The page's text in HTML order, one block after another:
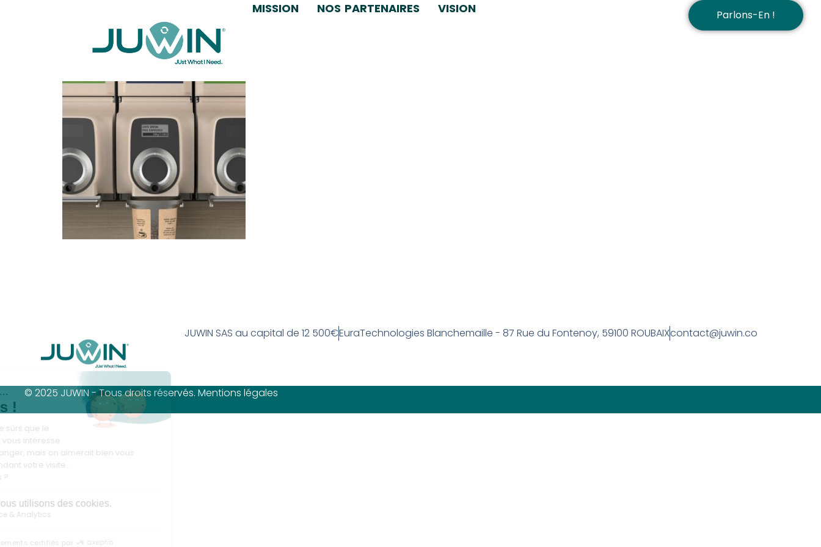
MISSION NOS PARTENAIRES VISION Parlons-En !
JUWIN_zoom
JUWIN SAS au capital de 12 500€EuraTechnologies Blanchemaille - 87 Rue du Fontenoy, 59100 ROUBAIXcontact@juwin.co
© 2025 JUWIN - Tous droits réservés. Mentions légales